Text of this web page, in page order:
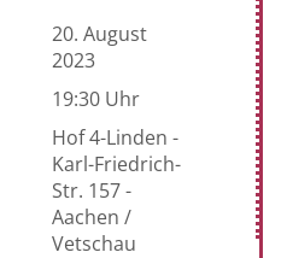
20. August
2023
19:30 Uhr
Hof 4-Linden -
Karl-Friedrich-
Str. 157 -
Aachen /
Vetschau